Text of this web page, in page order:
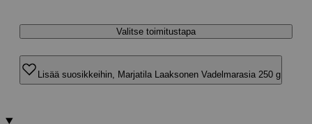
Valitse toimitustapa
Lisää suosikkeihin, Marjatila Laaksonen Vadelmarasia 250 g